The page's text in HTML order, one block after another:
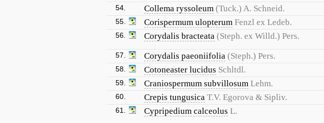
54. Collema ryssoleum (Tuck.) A. Schneid.
55.
Corispermum ulopterum Fenzl ex Ledeb.
56.
Corydalis bracteata (Steph. ex Willd.) Pers.
57.
Corydalis paeoniifolia (Steph.) Pers.
58.
Cotoneaster lucidus Schltdl.
59.
Craniospermum subvillosum Lehm.
60.
Crepis tungusica T.V. Egorova & Sipliv.
61.
Cypripedium calceolus L.